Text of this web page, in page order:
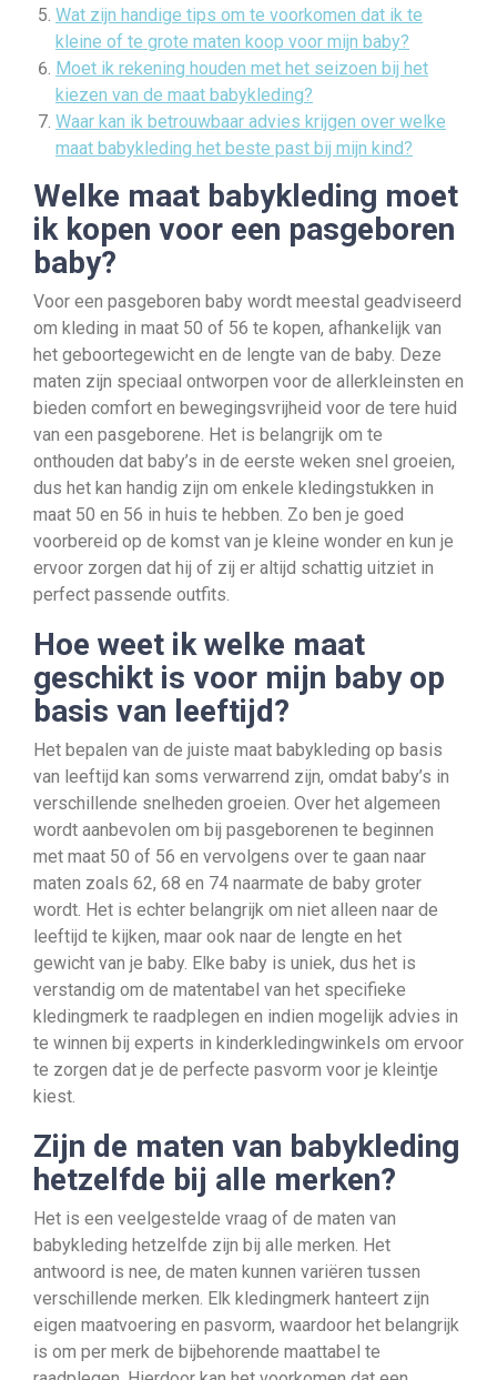
Wat zijn handige tips om te voorkomen dat ik te
kleine of te grote maten koop voor mijn baby?
Moet ik rekening houden met het seizoen bij het
kiezen van de maat babykleding?
Waar kan ik betrouwbaar advies krijgen over welke
maat babykleding het beste past bij mijn kind?
Welke maat babykleding moet
ik kopen voor een pasgeboren
baby?
Voor een pasgeboren baby wordt meestal geadviseerd
om kleding in maat 50 of 56 te kopen, afhankelijk van
het geboortegewicht en de lengte van de baby. Deze
maten zijn speciaal ontworpen voor de allerkleinsten en
bieden comfort en bewegingsvrijheid voor de tere huid
van een pasgeborene. Het is belangrijk om te
onthouden dat baby’s in de eerste weken snel groeien,
dus het kan handig zijn om enkele kledingstukken in
maat 50 en 56 in huis te hebben. Zo ben je goed
voorbereid op de komst van je kleine wonder en kun je
ervoor zorgen dat hij of zij er altijd schattig uitziet in
perfect passende outfits.
Hoe weet ik welke maat
geschikt is voor mijn baby op
basis van leeftijd?
Het bepalen van de juiste maat babykleding op basis
van leeftijd kan soms verwarrend zijn, omdat baby’s in
verschillende snelheden groeien. Over het algemeen
wordt aanbevolen om bij pasgeborenen te beginnen
met maat 50 of 56 en vervolgens over te gaan naar
maten zoals 62, 68 en 74 naarmate de baby groter
wordt. Het is echter belangrijk om niet alleen naar de
leeftijd te kijken, maar ook naar de lengte en het
gewicht van je baby. Elke baby is uniek, dus het is
verstandig om de matentabel van het specifieke
kledingmerk te raadplegen en indien mogelijk advies in
te winnen bij experts in kinderkledingwinkels om ervoor
te zorgen dat je de perfecte pasvorm voor je kleintje
kiest.
Zijn de maten van babykleding
hetzelfde bij alle merken?
Het is een veelgestelde vraag of de maten van
babykleding hetzelfde zijn bij alle merken. Het
antwoord is nee, de maten kunnen variëren tussen
verschillende merken. Elk kledingmerk hanteert zijn
eigen maatvoering en pasvorm, waardoor het belangrijk
is om per merk de bijbehorende maattabel te